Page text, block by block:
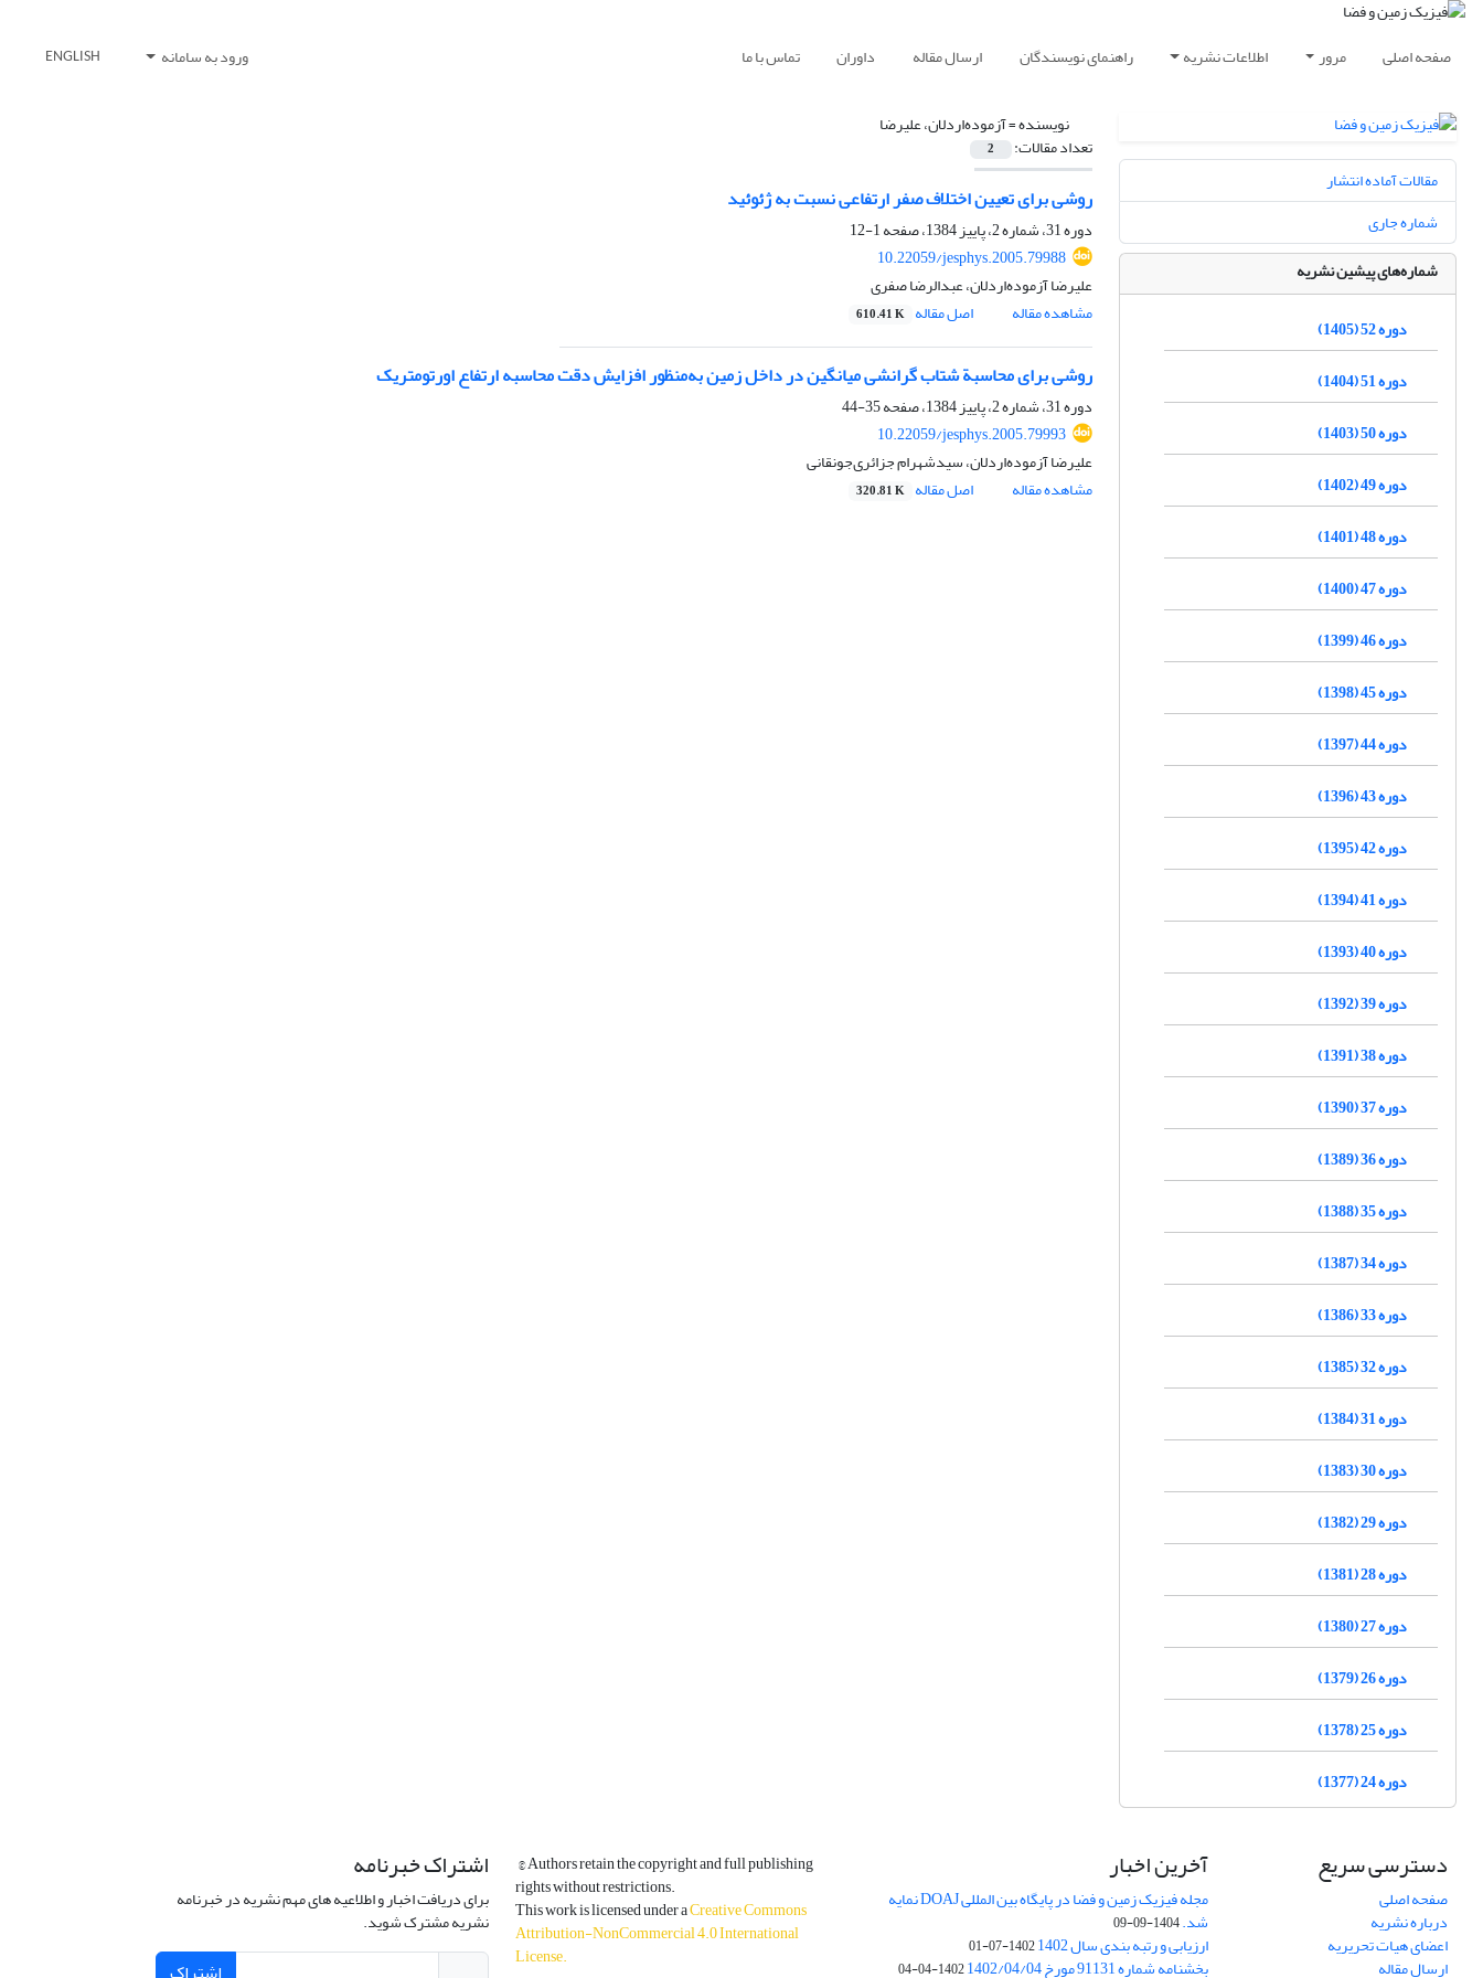
صفحه اصلی مرور اطلاعات نشریه راهنمای نویسندگان ارسال مقاله داوران تماس با ما ورود به سامانه ENGLISH
نویسنده =آزموده‌اردلان، علیرضا
تعداد مقالات: 2
روشی برای تعیین اختلاف صفر ارتفاعی نسبت به ژئوئید
دوره 31، شماره 2، پاییز 1384، صفحه
1-12
10.22059/jesphys.2005.79988
علیرضا آزموده‌اردلان، عبدالرضا صفری
مشاهده مقاله
اصل مقاله 610.41 K
روشی برای محاسبة شتاب گرانشی میانگین در داخل زمین به‌منظور افزایش دقت محاسبه ارتفاع اورتومتریک
دوره 31، شماره 2، پاییز 1384، صفحه
35-44
10.22059/jesphys.2005.79993
علیرضا آزموده‌اردلان، سیدشهرام جزائری‌جونقانی
مشاهده مقاله
اصل مقاله 320.81 K
مقالات آماده انتشار
شماره جاری
شماره‌های پیشین نشریه
دوره 52 (1405)
دوره 51 (1404)
دوره 50 (1403)
دوره 49 (1402)
دوره 48 (1401)
دوره 47 (1400)
دوره 46 (1399)
دوره 45 (1398)
دوره 44 (1397)
دوره 43 (1396)
دوره 42 (1395)
دوره 41 (1394)
دوره 40 (1393)
دوره 39 (1392)
دوره 38 (1391)
دوره 37 (1390)
دوره 36 (1389)
دوره 35 (1388)
دوره 34 (1387)
دوره 33 (1386)
دوره 32 (1385)
دوره 31 (1384)
دوره 30 (1383)
دوره 29 (1382)
دوره 28 (1381)
دوره 27 (1380)
دوره 26 (1379)
دوره 25 (1378)
دوره 24 (1377)
دسترسی سریع
صفحه اصلی
درباره نشریه
اعضای هیات تحریریه
ارسال مقاله
آخرین اخبار
مجله فیزیک زمین و فضا در پایگاه بین المللی DOAJ نمایه
شد.1404-09-09
ارزیابی و رتبه بندی سال 1402 1402-07-01
بخشنامه شماره 91131 مورخ 1402/04/04 1402-04-04
© Authors retain the copyright and full publishing
rights without restrictions.
This work is licensed under aCreative Commons
Attribution-NonCommercial 4.0 International
License.
اشتراک خبرنامه
برای دریافت اخبار و اطلاعیه های مهم نشریه در خبرنامه
نشریه مشترک شوید.